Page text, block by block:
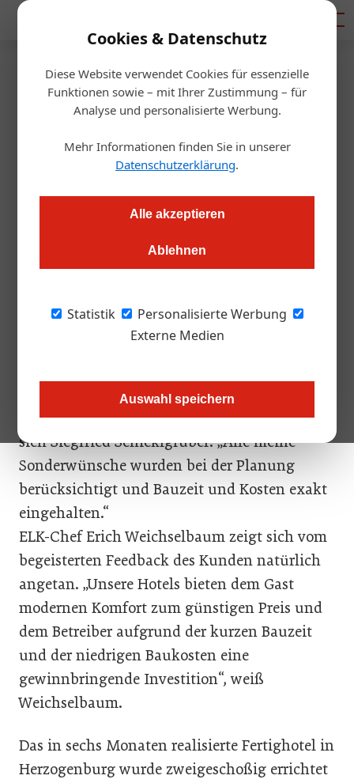
Cookies & Datenschutz
Diese Website verwendet Cookies für essenzielle
Funktionen sowie – mit Ihrer Zustimmung – für
Analyse und personalisierte Werbung.
Mehr Informationen finden Sie in unserer
Datenschutzerklärung.
Alle akzeptieren
Ablehnen
Statistik
Personalisierte Werbung
Externe Medien
Auswahl speichern
Startseite/Gastro & Hotel
Ein „Elch“ fix und fertig für
Hoteliers
Das neue Cleverhotel ist bereits das siebente von ELK-
Fertighaus AG errichtete Hotel in Österreich. Unter dem
Leitner eröffneten Cleverhotel-Betreiber Ing. Siegfried
Schicklgruber und Franz Braun offiziell das neue Cleverhotel
„In ELK habe ich den idealen Partner für die
Errichtung meines Hotels gefunden“, freute
sich Siegfried Schicklgruber. „Alle meine
Sonderwünsche wurden bei der Planung
berücksichtigt und Bauzeit und Kosten exakt
eingehalten.“
ELK-Chef Erich Weichselbaum zeigt sich vom
begeisterten Feedback des Kunden natürlich
angetan. „Unsere Hotels bieten dem Gast
modernen Komfort zum günstigen Preis und
dem Betreiber aufgrund der kurzen Bauzeit
und der niedrigen Baukosten eine
gewinnbringende Investi­tion“, weiß
Weichselbaum.
Das in sechs Monaten realisierte Fertighotel in
Herzogenburg wurde zweigeschoßig errichtet